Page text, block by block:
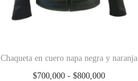
Chaqueta en cuero napa negra y naranja
$700,000 - $800,000